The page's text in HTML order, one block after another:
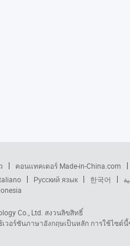
คอนแทคเตอร์ Made-in-China.com
Русский язык 한국어
Co., Ltd. สงวนลิขสิทธิ์
ร์ชันภาษาอังกฤษเป็นหลัก การใช้ไซ